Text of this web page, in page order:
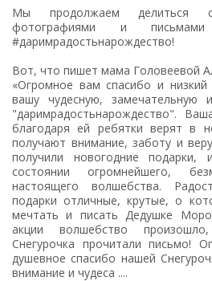
Мы продолжаем делиться
фотографиями и письмами
#даримрадостьнарождество!
Вот, что пишет мама Головеевой
«Огромное вам спасибо и низкий
вашу чудесную,
"даримрадостьнарождество".
благодаря ей ребятки верят в
получают внимание, заботу и
получили новогодние
состоянии огромнейшего,
настоящего волшебства.
подарки отличные, крутые, о
мечтать и писать Дедушке
акции волшебство
Снегурочка прочитали письмо!
душевное спасибо нашей
внимание и чудеса ....